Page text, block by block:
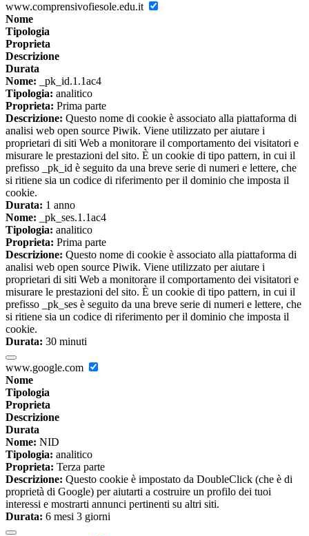
www.comprensivofiesole.edu.it
Nome
Tipologia
Proprieta
Descrizione
Durata
Nome: _pk_id.1.1ac4
Tipologia: analitico
Proprieta: Prima parte
Descrizione: Questo nome di cookie è associato alla piattaforma di
analisi web open source Piwik. Viene utilizzato per aiutare i
proprietari di siti Web a monitorare il comportamento dei visitatori e
misurare le prestazioni del sito. È un cookie di tipo pattern, in cui il
prefisso _pk_id è seguito da una breve serie di numeri e lettere, che
si ritiene sia un codice di riferimento per il dominio che imposta il
cookie.
Durata: 1 anno
Nome: _pk_ses.1.1ac4
Tipologia: analitico
Proprieta: Prima parte
Descrizione: Questo nome di cookie è associato alla piattaforma di
analisi web open source Piwik. Viene utilizzato per aiutare i
proprietari di siti Web a monitorare il comportamento dei visitatori e
misurare le prestazioni del sito. È un cookie di tipo pattern, in cui il
prefisso _pk_ses è seguito da una breve serie di numeri e lettere, che
si ritiene sia un codice di riferimento per il dominio che imposta il
cookie.
Durata: 30 minuti
www.google.com
Nome
Tipologia
Proprieta
Descrizione
Durata
Nome: NID
Tipologia: analitico
Proprieta: Terza parte
Descrizione: Questo cookie è impostato da DoubleClick (che è di
proprietà di Google) per aiutarti a costruire un profilo dei tuoi
interessi e mostrarti annunci pertinenti su altri siti.
Durata: 6 mesi 3 giorni